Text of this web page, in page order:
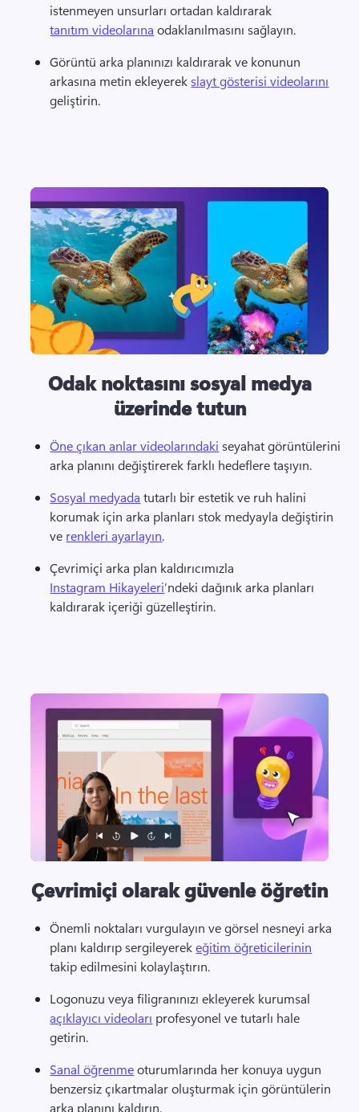
istenmeyen unsurları ortadan kaldırarak
tanıtım videolarına odaklanılmasını sağlayın.
Görüntü arka planınızı kaldırarak ve konunun
arkasına metin ekleyerek slayt gösterisi videolarını
geliştirin.
Odak noktasını sosyal medya
üzerinde tutun
Öne çıkan anlar videolarındaki seyahat görüntülerini
arka planını değiştirerek farklı hedeflere taşıyın.
Sosyal medyada tutarlı bir estetik ve ruh halini
korumak için arka planları stok medyayla değiştirin
ve renkleri ayarlayın.
Çevrimiçi arka plan kaldırıcımızla
Instagram Hikayeleri’ndeki dağınık arka planları
kaldırarak içeriği güzelleştirin.
Çevrimiçi olarak güvenle öğretin
Önemli noktaları vurgulayın ve görsel nesneyi arka
planı kaldırıp sergileyerek eğitim öğreticilerinin
takip edilmesini kolaylaştırın.
Logonuzu veya filigranınızı ekleyerek kurumsal
açıklayıcı videoları profesyonel ve tutarlı hale
getirin.
Sanal öğrenme oturumlarında her konuya uygun
benzersiz çıkartmalar oluşturmak için görüntülerin
arka planını kaldırın.